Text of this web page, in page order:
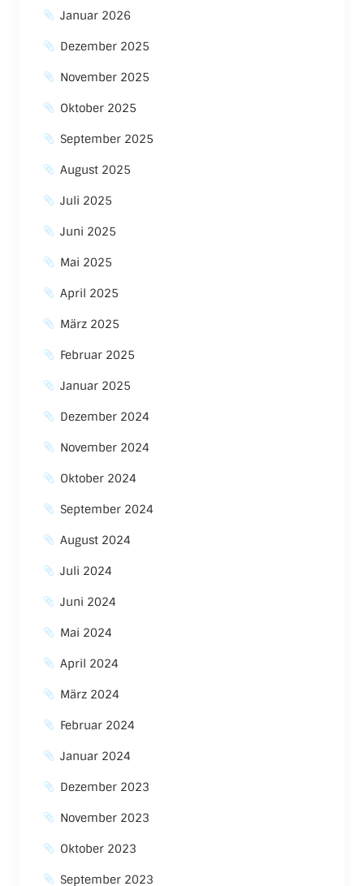
Januar 2026
Dezember 2025
November 2025
Oktober 2025
September 2025
August 2025
Juli 2025
Juni 2025
Mai 2025
April 2025
März 2025
Februar 2025
Januar 2025
Dezember 2024
November 2024
Oktober 2024
September 2024
August 2024
Juli 2024
Juni 2024
Mai 2024
April 2024
März 2024
Februar 2024
Januar 2024
Dezember 2023
November 2023
Oktober 2023
September 2023